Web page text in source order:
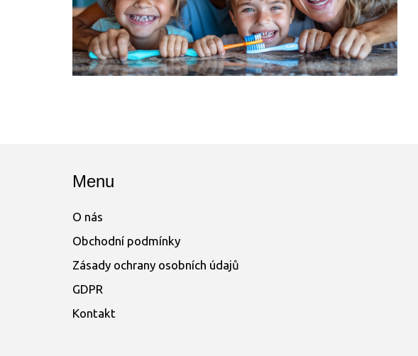
Menu
O nás
Obchodní podmínky
Zásady ochrany osobních údajů
GDPR
Kontakt